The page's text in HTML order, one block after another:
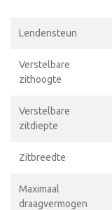
Lendensteun
Verstelbare
zithoogte
Verstelbare
zitdiepte
Zitbreedte
Maximaal
draagvermogen